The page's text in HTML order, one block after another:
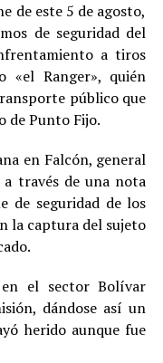
de este 5 de agosto,
de seguridad del
a tiros
«el Ranger», quién
público que
de Punto Fijo.
en Falcón, general
través de una nota
de seguridad de los
la captura del sujeto
el sector Bolívar
dándose así un
herido aunque fue